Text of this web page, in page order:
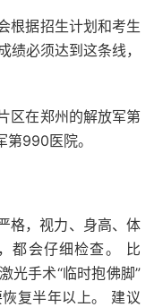
根据招生计划和考生
绩必须达到这条线，
区在郑州的解放军第
990医院。
格，视力、身高、体
都会仔细检查。 比
光手术“临时抱佛脚”
复半年以上。 建议